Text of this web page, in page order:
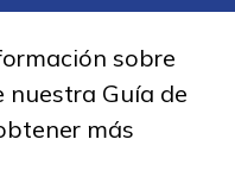
sobre
nuestra Guía de
más